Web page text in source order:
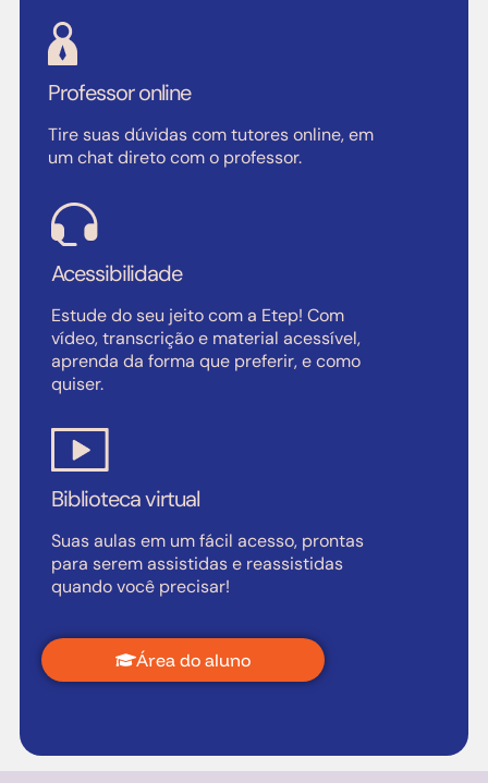
Professor online
Tire suas dúvidas com tutores online, em
um chat direto com o professor.
Acessibilidade
Estude do seu jeito com a Etep! Com
vídeo, transcrição e material acessível,
aprenda da forma que preferir, e como
quiser.
Biblioteca virtual
Suas aulas em um fácil acesso, prontas
para serem assistidas e reassistidas
quando você precisar!
Área do aluno